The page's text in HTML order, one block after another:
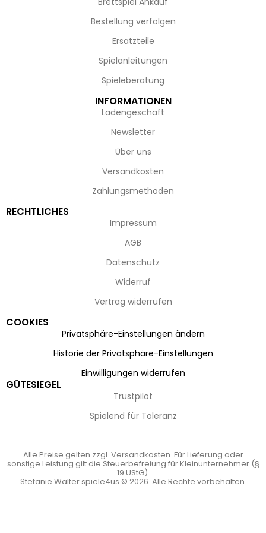
Bestellung verfolgen
Ersatzteile
Spielanleitungen
Spieleberatung
INFORMATIONEN
Ladengeschäft
Newsletter
Über uns
Versandkosten
Zahlungsmethoden
RECHTLICHES
Impressum
AGB
Datenschutz
Widerruf
Vertrag widerrufen
COOKIES
Privatsphäre-Einstellungen ändern
Historie der Privatsphäre-Einstellungen
Einwilligungen widerrufen
GÜTESIEGEL
Trustpilot
Spielend für Toleranz
Alle Preise gelten zzgl. Versandkosten. Für Lieferung oder
sonstige Leistung gilt die Steuerbefreiung für Kleinunternehmer (§
19 UStG).
Stefanie Walter spiele4us © 2026. Alle Rechte vorbehalten.